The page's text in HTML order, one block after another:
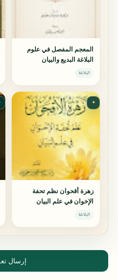
المعجم المفصل في علوم
البلاغة البديع والبيان
والمعاني
البلاغة
✦
زهرة أقحوان نظم تحفة
الإخوان في علم البيان
البلاغة
إرسال